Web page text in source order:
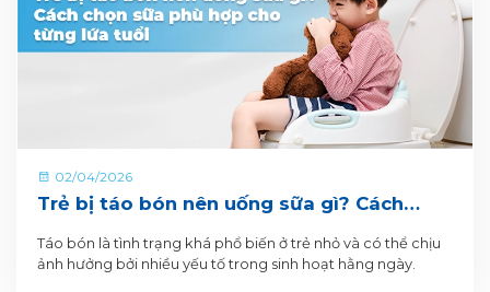
02/04/2026
Trẻ bị táo bón nên uống sữa gì? Cách
chọn sữa phù hợp cho từng lứa tuổi
Táo bón là tình trạng khá phổ biến ở trẻ nhỏ và có thể chịu
ảnh hưởng bởi nhiều yếu tố trong sinh hoạt hằng ngày.